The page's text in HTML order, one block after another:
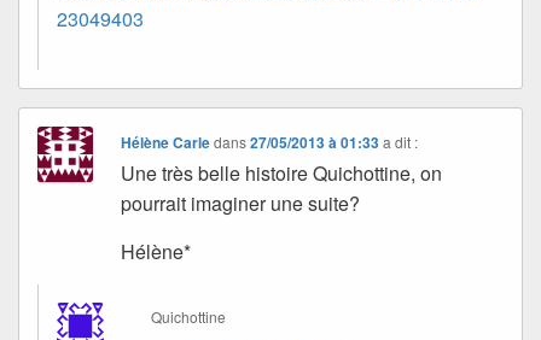
23049403
Hélène Carledans27/05/2013 à 01:33 a dit :
Une très belle histoire Quichottine, on
pourrait imaginer une suite?
Hélène*
Quichottine